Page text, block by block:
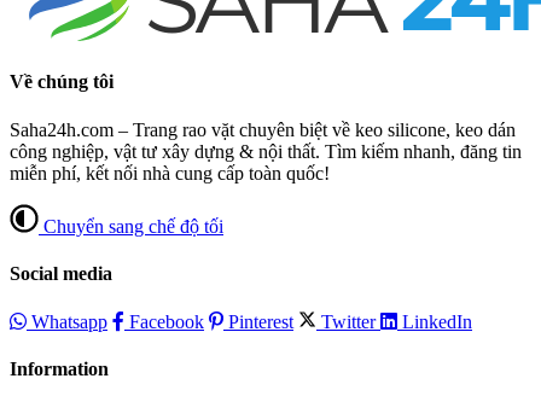
Về chúng tôi
Saha24h.com – Trang rao vặt chuyên biệt về keo silicone, keo dán
công nghiệp, vật tư xây dựng & nội thất. Tìm kiếm nhanh, đăng tin
miễn phí, kết nối nhà cung cấp toàn quốc!
Chuyển sang chế độ tối
Social media
Whatsapp Facebook Pinterest Twitter LinkedIn
Information